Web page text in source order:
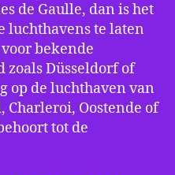
de Gaulle, dan is het
luchthavens te laten
bekende
Düsseldorf of
op de luchthaven van
Charleroi, Oostende of
tot de